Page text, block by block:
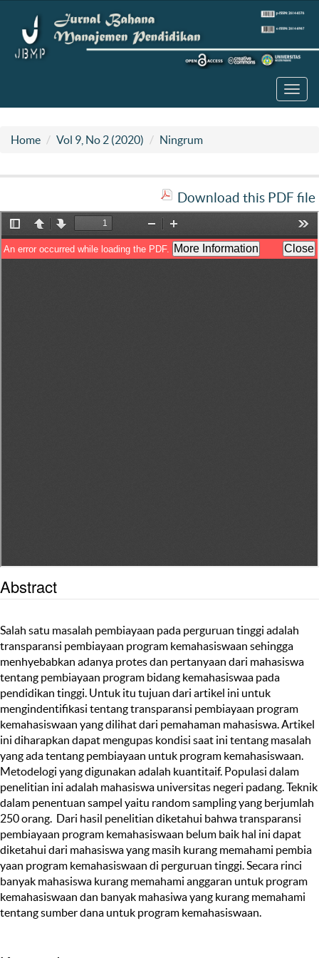
Home Vol 9, No 2 (2020) Ningrum
Download this PDF file
Abstract
Salah satu masalah pembiayaan pada perguruan tinggi adalah
transparansi pembiayaan program kemahasiswaan sehingga
menhyebabkan adanya protes dan pertanyaan dari mahasiswa
tentang pembiayaan program bidang kemahasiswaa pada
pendidikan tinggi. Untuk itu tujuan dari artikel ini untuk
mengindentifikasi tentang transparansi pembiayaan program
kemahasiswaan yang dilihat dari pemahaman mahasiswa. Artikel
ini diharapkan dapat mengupas kondisi saat ini tentang masalah
yang ada tentang pembiayaan untuk program kemahasiswaan.
Metodelogi yang digunakan adalah kuantitaif. Populasi dalam
penelitian ini adalah mahasiswa universitas negeri padang. Teknik
dalam penentuan sampel yaitu random sampling yang berjumlah
250 orang. Dari hasil penelitian diketahui bahwa transparansi
pembiayaan program kemahasiswaan belum baik hal ini dapat
diketahui dari mahasiswa yang masih kurang memahami pembia
yaan program kemahasiswaan di perguruan tinggi. Secara rinci
banyak mahasiswa kurang memahami anggaran untuk program
kemahasiswaan dan banyak mahasiwa yang kurang memahami
tentang sumber dana untuk program kemahasiswaan.